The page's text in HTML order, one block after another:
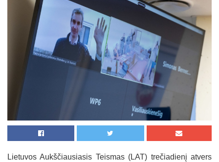
Lietuvos Aukščiausiasis Teismas (LAT) trečiadienį atvers